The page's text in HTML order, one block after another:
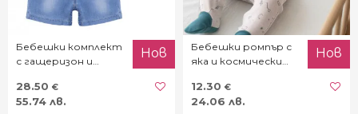
Бебешки комплект
с гащеризон и
Нов
28.50 €
55.74 лв.
Бебешки ромпър с
яка и космически
Нов
12.30 €
24.06 лв.